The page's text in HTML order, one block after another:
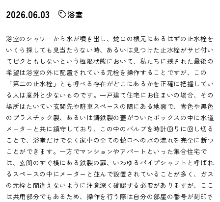
2026.06.03 浴室
浴室のシャワーから水が噴き出し、蛇口の根元にあるはずの止水栓を
いくら探しても見当たらない時、あるいは見つけた止水栓がサビ付い
てビクともしないという極限状態において、私たちに残された最後の
希望は浴室の外に配置されている元栓を操作することですが、この
「第二の止水栓」とも呼べる存在がどこにあるかを正確に把握してい
る人は意外と少ないものです。一戸建て住宅にお住まいの場合、その
場所はたいてい玄関先や駐車スペースの隅にある地面で、青色や黒色
のプラスチック製、あるいは鋳鉄製の蓋がついたボックスの中に水道
メーターと共に鎮守しており、この中のバルブを時計回りに回し切る
ことで、浴室だけでなく家中の全ての蛇口への水の流れを完全に断つ
ことができます。一方でマンションやアパートといった集合住宅で
は、玄関のすぐ横にある鉄製の扉、いわゆるパイプシャフトと呼ばれ
るスペースの中にメーターと並んで設置されていることが多く、ガス
の元栓と間違えないように注意深く確認する必要がありますが、ここ
は共用部分でもあるため、操作を行う際は自分の部屋の番号が刻印さ